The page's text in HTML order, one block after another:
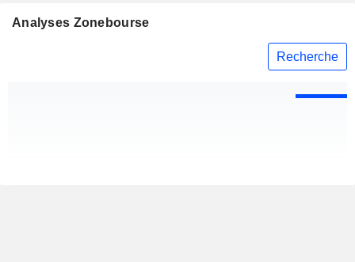
Analyses Zonebourse
Recherche